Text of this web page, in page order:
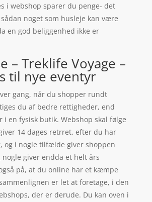
i webshop sparer du penge- det
noget som husleje kan være
en god beliggenhed ikke er
– Treklife Voyage –
til nye eventyr
gang, når du shopper rundt
du af bedre rettigheder, end
i en fysisk butik. Webshop skal følge
14 dages retrret. efter du har
og i nogle tilfælde giver shoppen
giver endda et helt års
på, at du online har et kæmpe
er let at foretage, i den
der er derude. Du kan oven i